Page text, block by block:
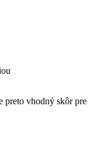
preto vhodný skôr pre